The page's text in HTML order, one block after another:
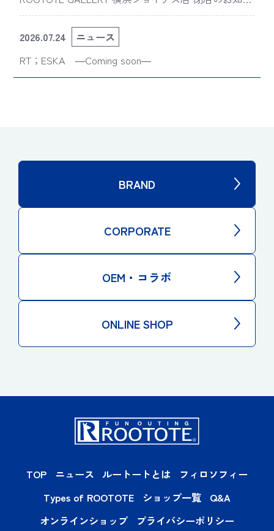
せ
2026.07.24
ニュース
RT；ESKA ―Coming soon―
BRAND
CORPORATE
OEM・コラボ
ONLINE SHOP
TOP ニュース ルートートとは
フィロソフィー
Types of ROOTOTE
ショップ一覧
Q&A
オンラインショップ
プライバシーポリシー